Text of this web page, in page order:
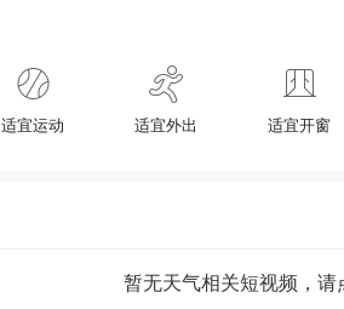
适宜运动 适宜外出 适宜开窗
暂无天气相关短视频，请